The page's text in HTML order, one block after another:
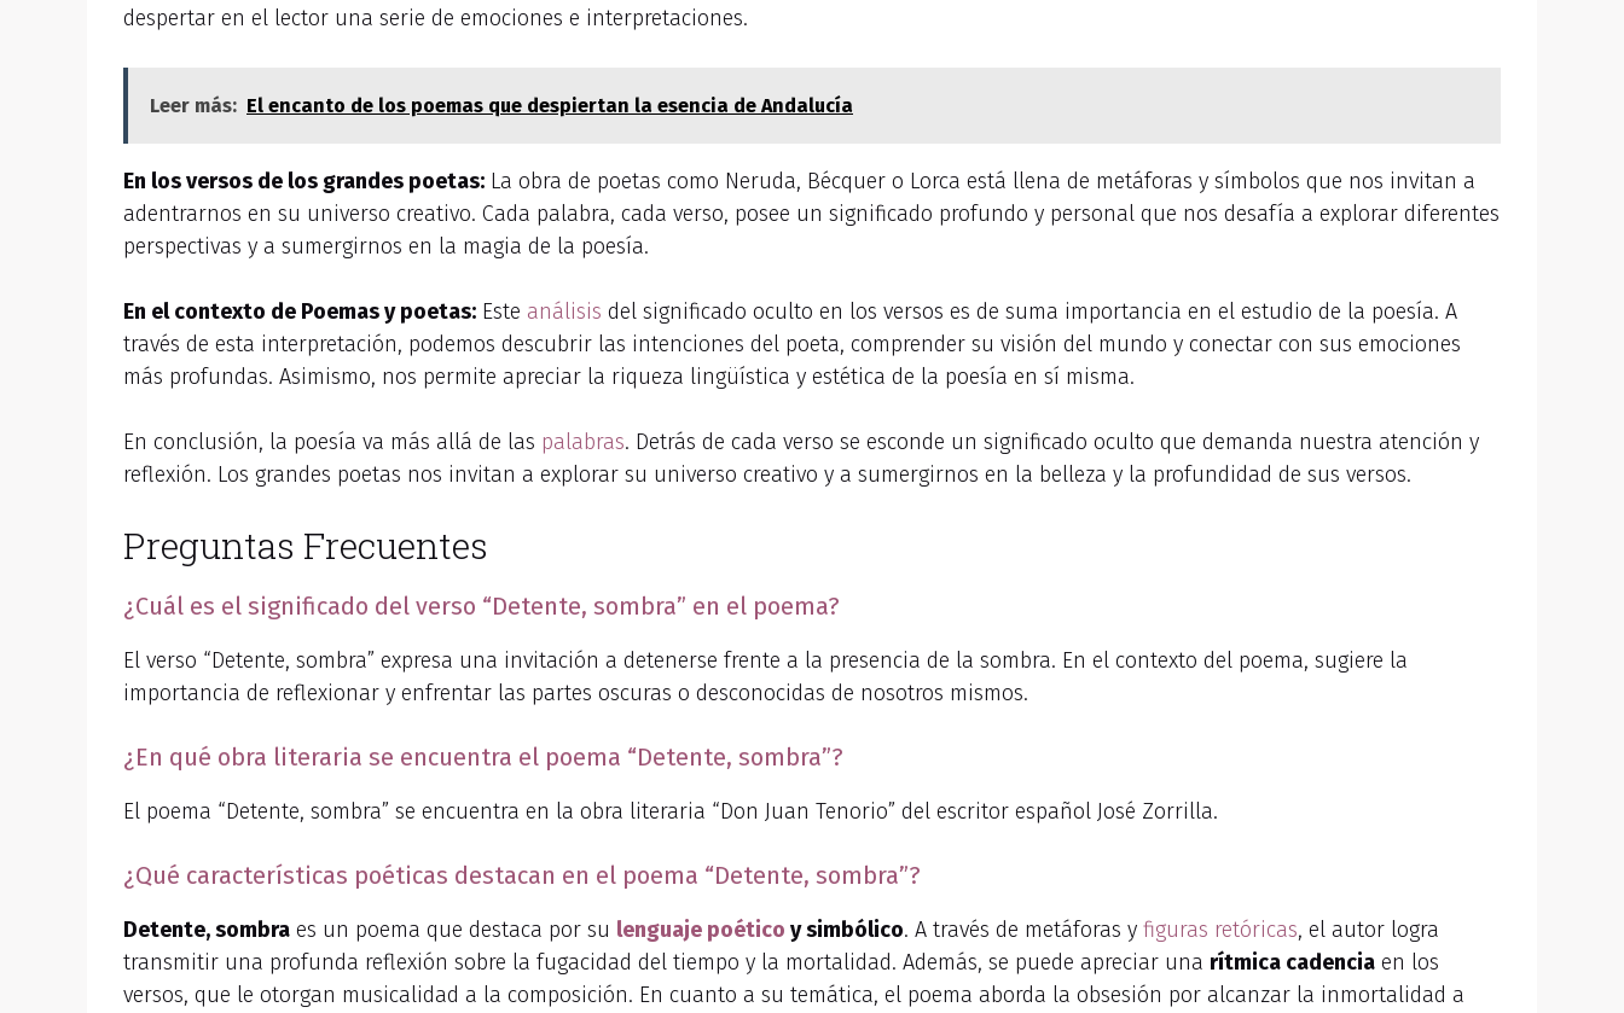
despertar en el lector una serie de emociones e interpretaciones.
Leer más: El encanto de los poemas que despiertan la esencia de Andalucía
En los versos de los grandes poetas: La obra de poetas como Neruda, Bécquer o Lorca está llena de metáforas y símbolos que nos invitan a
adentrarnos en su universo creativo. Cada palabra, cada verso, posee un significado profundo y personal que nos desafía a explorar diferentes
perspectivas y a sumergirnos en la magia de la poesía.
En el contexto de Poemas y poetas: Este análisis del significado oculto en los versos es de suma importancia en el estudio de la poesía. A
través de esta interpretación, podemos descubrir las intenciones del poeta, comprender su visión del mundo y conectar con sus emociones
más profundas. Asimismo, nos permite apreciar la riqueza lingüística y estética de la poesía en sí misma.
En conclusión, la poesía va más allá de las palabras. Detrás de cada verso se esconde un significado oculto que demanda nuestra atención y
reflexión. Los grandes poetas nos invitan a explorar su universo creativo y a sumergirnos en la belleza y la profundidad de sus versos.
Preguntas Frecuentes
¿Cuál es el significado del verso “Detente, sombra” en el poema?
El verso “Detente, sombra” expresa una invitación a detenerse frente a la presencia de la sombra. En el contexto del poema, sugiere la
importancia de reflexionar y enfrentar las partes oscuras o desconocidas de nosotros mismos.
¿En qué obra literaria se encuentra el poema “Detente, sombra”?
El poema “Detente, sombra” se encuentra en la obra literaria “Don Juan Tenorio” del escritor español José Zorrilla.
¿Qué características poéticas destacan en el poema “Detente, sombra”?
Detente, sombra es un poema que destaca por su lenguaje poético y simbólico. A través de metáforas y figuras retóricas, el autor logra
transmitir una profunda reflexión sobre la fugacidad del tiempo y la mortalidad. Además, se puede apreciar una rítmica cadencia en los
versos, que le otorgan musicalidad a la composición. En cuanto a su temática, el poema aborda la obsesión por alcanzar la inmortalidad a